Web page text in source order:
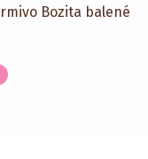
Bozita balené